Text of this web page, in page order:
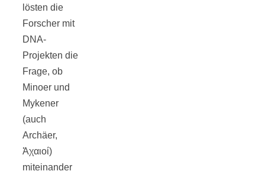
lösten die
Forscher mit
DNA-
Projekten die
Frage, ob
Minoer und
Mykener
(auch
Archäer,
Ἀχαιοί)
miteinander